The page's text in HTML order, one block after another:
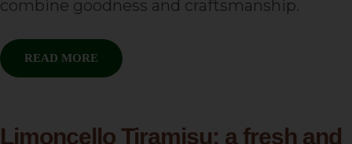
combine goodness and craftsmanship.
READ MORE
Limoncello Tiramisu: a fresh and